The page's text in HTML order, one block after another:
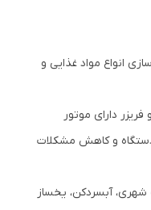
انواع مواد غذایی و
دارای موتور
دستگاه و کاهش مشکلات
شهری، آبسردکن، یخساز